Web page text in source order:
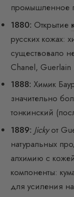
промышленное
1880: Открытие
русских кожах:
существовало
Chanel, Guerlain
1888: Химик
значительно
тонкинский
1889: Jickyот
натуральных
алхимию с
компоненты:
для усиления